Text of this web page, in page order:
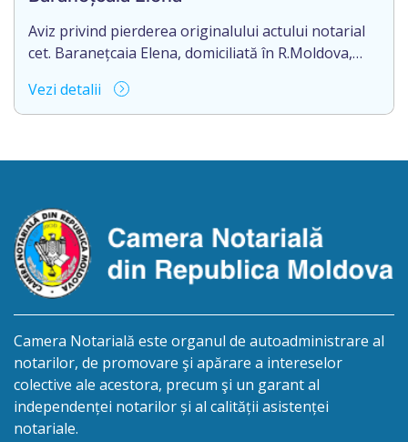
Aviz privind pierderea originalului actului notarial
cet. Baranețcaia Elena, domiciliată în R.Moldova,
pierderea originalului actului notarial: contract de
vînzare-cumpărare nr.9324 din 11.08.2017
Vezi detalii
Camera Notarială este organul de autoadministrare al
notarilor, de promovare şi apărare a intereselor
colective ale acestora, precum şi un garant al
independenței notarilor și al calității asistenței
notariale.